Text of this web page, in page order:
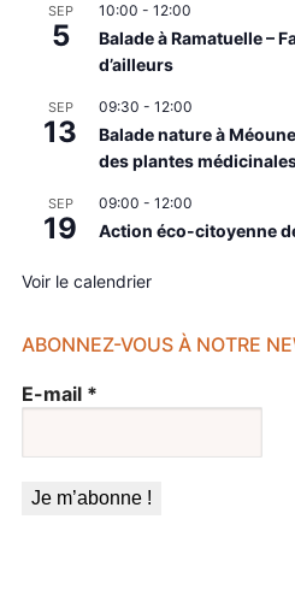
SEP
5
10:00 - 12:00
Balade à Ramatuelle –
d’ailleurs
SEP
13
09:30 - 12:00
Balade nature à
des plantes
SEP
19
09:00 - 12:00
Action éco-citoyenne
Voir le calendrier
ABONNEZ-VOUS À NOTRE
E-mail *